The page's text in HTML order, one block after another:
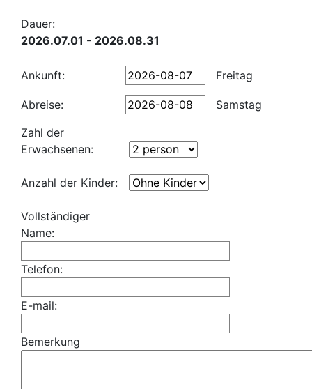
Dauer:
2026.07.01 - 2026.08.31
Ankunft: Freitag
Abreise:
Samstag
Zahl der
Erwachsenen:
Anzahl der Kinder:
Vollständiger
Name:
Telefon:
E-mail:
Bemerkung